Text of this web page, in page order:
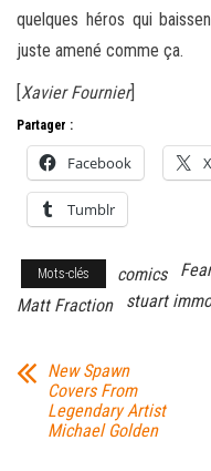
quelques héros qui
juste amené comme ça.
[Xavier Fournier]
Partager :
Facebook X
Tumblr
Mots-clés comics
Matt Fraction
stuart
New Spawn
Covers From
Legendary Artist
Michael Golden